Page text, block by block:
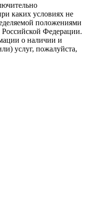
каких условиях не
положениями
Российской Федерации.
о наличии и
услуг, пожалуйста,